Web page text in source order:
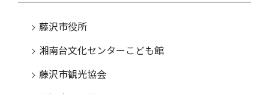
藤沢市役所
湘南台文化センターこども館
藤沢市観光協会